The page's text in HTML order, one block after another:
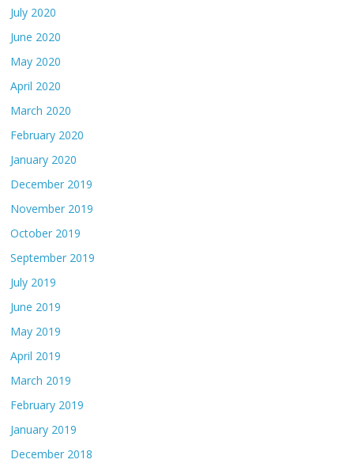
July 2020
June 2020
May 2020
April 2020
March 2020
February 2020
January 2020
December 2019
November 2019
October 2019
September 2019
July 2019
June 2019
May 2019
April 2019
March 2019
February 2019
January 2019
December 2018